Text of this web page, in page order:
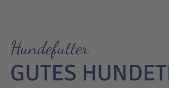
Hundefutter
GUTES